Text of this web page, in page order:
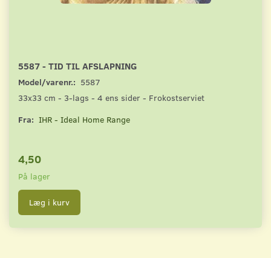
5587 - TID TIL AFSLAPNING
Model/varenr.: 5587
33x33 cm - 3-lags - 4 ens sider - Frokostserviet
Fra: IHR - Ideal Home Range
4,50
På lager
Læg i kurv